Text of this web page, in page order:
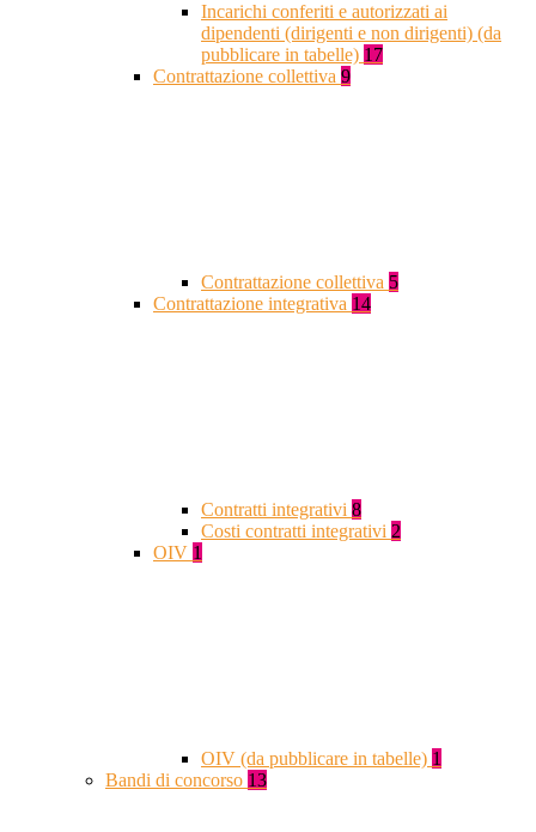
Incarichi conferiti e autorizzati ai
dipendenti (dirigenti e non dirigenti) (da
pubblicare in tabelle) 17
Contrattazione collettiva 9
Contrattazione collettiva 5
Contrattazione integrativa 14
Contratti integrativi 8
Costi contratti integrativi 2
OIV 1
OIV (da pubblicare in tabelle) 1
Bandi di concorso 13